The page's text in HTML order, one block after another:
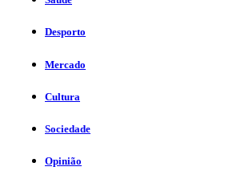
Desporto
Mercado
Cultura
Sociedade
Opinião